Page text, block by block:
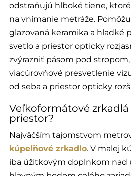
odstraňujú hlboké tiene,
na vnímanie metráže.
glazovaná keramika a hladké
svetlo a priestor opticky
zvýrazniť pásom pod
viacúrovňové presvetlenie
od seba a priestor opticky
Veľkoformátové
priestor?
Najväčším tajomstvom
kúpeľňové zrkadlo. V malej
iba úžitkovým doplnkom nad